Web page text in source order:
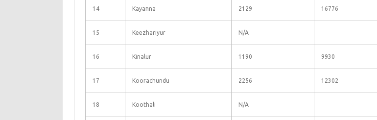
14 Kayanna 2129 16776
15 Keezhariyur N/A
16 Kinalur 1190 9930
17 Koorachundu 2256 12302
18 Koothali N/A